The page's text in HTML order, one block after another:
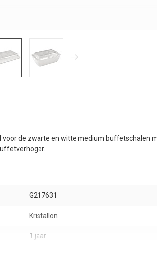
de zwarte en witte medium buffetschalen
G217631
Kristallon
1 jaar